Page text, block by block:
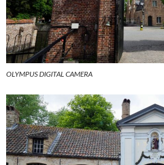
OLYMPUS DIGITAL CAMERA